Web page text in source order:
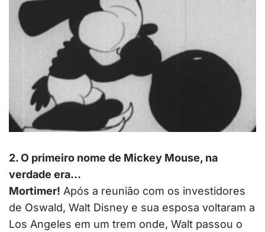
2. O primeiro nome de Mickey Mouse, na
verdade era…
Mortimer! Após a reunião com os investidores
de Oswald, Walt Disney e sua esposa voltaram a
Los Angeles em um trem onde, Walt passou o